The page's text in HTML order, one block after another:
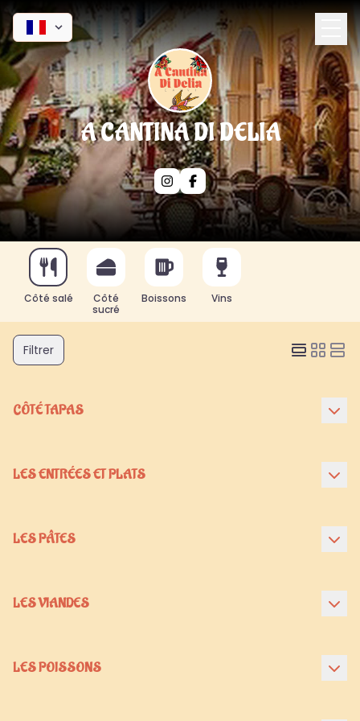
A CANTINA DI DELIA
Côté salé
Côté
sucré
Boissons Vins
Filtrer
CÔTÉ TAPAS
LES ENTRÉES ET PLATS
LES PÂTES
LES VIANDES
LES POISSONS